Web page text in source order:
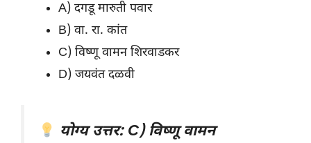
A) दगडू मारुती पवार
B) वा. रा. कांत
C) विष्णू वामन शिरवाडकर
D) जयवंत दळवी
योग्य उत्तर: C) विष्णू वामन